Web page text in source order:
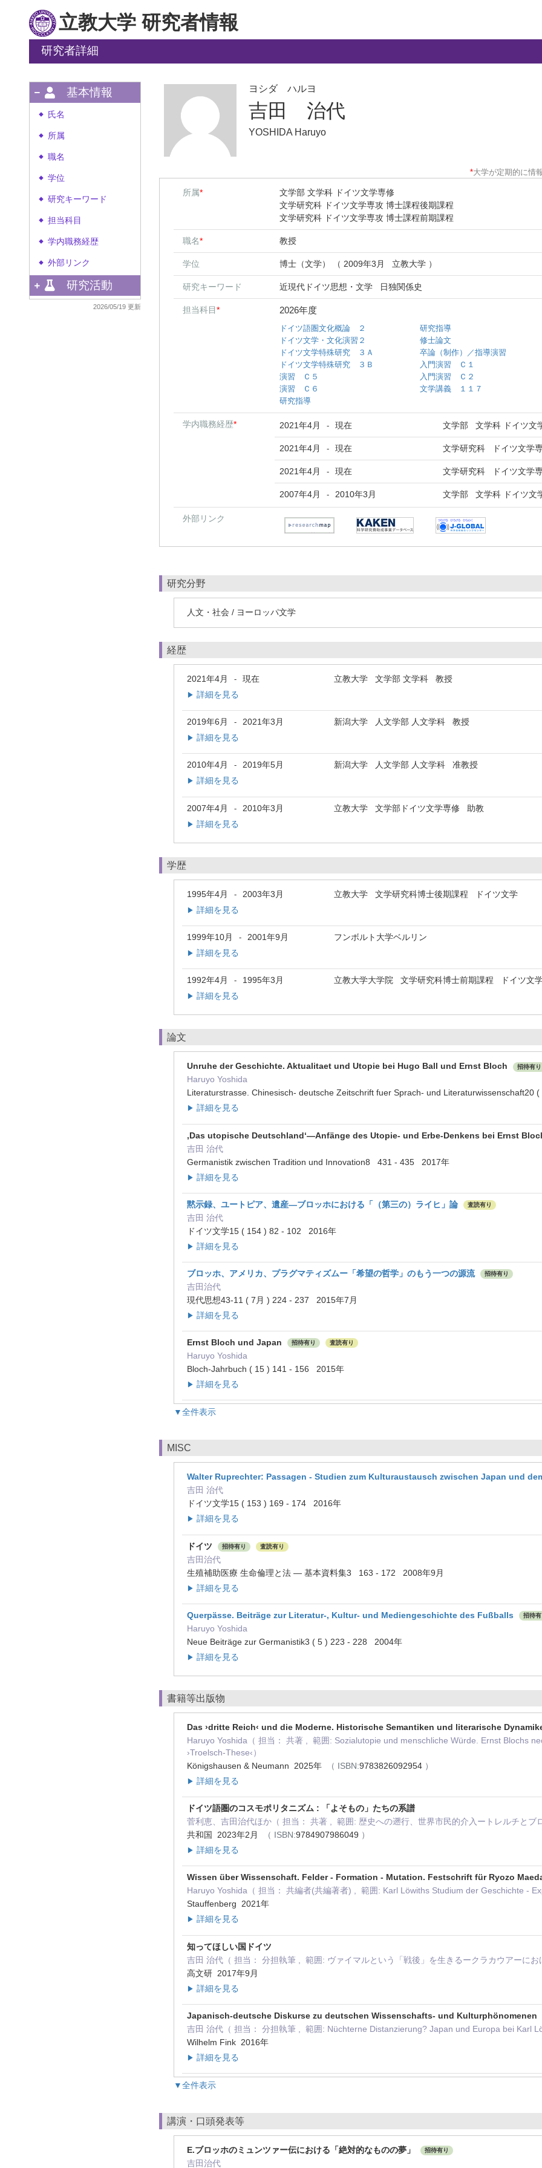
立教大学 研究者情報
研究者詳細
基本情報
◆ 氏名
◆ 所属
◆ 職名
◆ 学位
◆ 研究キーワード
◆ 担当科目
◆ 学内職務経歴
◆ 外部リンク
研究活動
2026/05/19 更新
ヨシダ ハルヨ
吉田 治代
YOSHIDA Haruyo
*大学が定期的に情
所属*
文学部 文学科 ドイツ文学専修
文学研究科 ドイツ文学専攻 博士課程後期課程
文学研究科 ドイツ文学専攻 博士課程前期課程
職名* 教授
学位 博士（文学） （ 2009年3月 立教大学 ）
研究キーワード 近現代ドイツ思想・文学 日独関係史
担当科目* 2026年度
ドイツ語圏文化概論 ２
ドイツ文学・文化演習２
ドイツ文学特殊研究 ３Ａ
ドイツ文学特殊研究 ３Ｂ
演習 Ｃ５
演習 Ｃ６
研究指導
研究指導
修士論文
卒論（制作）／指導演習
入門演習 Ｃ１
入門演習 Ｃ２
文学講義 １１７
学内職務経歴* 2021年4月 - 現在 文学部 文学科 ドイツ文
2021年4月 - 現在 文学研究科 ドイツ文学
2021年4月 - 現在 文学研究科 ドイツ文学
2007年4月 - 2010年3月 文学部 文学科 ドイツ文
外部リンク
研究分野
人文・社会 / ヨーロッパ文学
経歴
2021年4月 - 現在 立教大学 文学部 文学科 教授
▶ 詳細を見る
2019年6月 - 2021年3月 新潟大学 人文学部 人文学科 教授
▶ 詳細を見る
2010年4月 - 2019年5月 新潟大学 人文学部 人文学科 准教授
▶ 詳細を見る
2007年4月 - 2010年3月 立教大学 文学部ドイツ文学専修 助教
▶ 詳細を見る
学歴
1995年4月 - 2003年3月 立教大学 文学研究科博士後期課程 ドイツ文学
▶ 詳細を見る
1999年10月 - 2001年9月 フンボルト大学ベルリン
▶ 詳細を見る
1992年4月 - 1995年3月 立教大学大学院 文学研究科博士前期課程 ドイツ文
▶ 詳細を見る
論文
Unruhe der Geschichte. Aktualitaet und Utopie bei Hugo Ball und Ernst Bloch 招待有り
Haruyo Yoshida
Literaturstrasse. Chinesisch- deutsche Zeitschrift fuer Sprach- und
▶ 詳細を見る
‚Das utopische Deutschland‘—Anfänge des Utopie- und Erbe-Denkens bei Ernst
吉田 治代
Germanistik zwischen Tradition und Innovation8 431 - 435 2017年
▶ 詳細を見る
黙示録、ユートピア、遺産―ブロッホにおける「（第三の）ライヒ」論 査読有り
吉田 治代
ドイツ文学15 ( 154 ) 82 - 102 2016年
▶ 詳細を見る
ブロッホ、アメリカ、プラグマティズムー「希望の哲学」のもう一つの源流 招待有り
吉田治代
現代思想43-11 ( 7月 ) 224 - 237 2015年7月
▶ 詳細を見る
Ernst Bloch und Japan 招待有り 査読有り
Haruyo Yoshida
Bloch-Jahrbuch ( 15 ) 141 - 156 2015年
▶ 詳細を見る
▼全件表示
MISC
Walter Ruprechter: Passagen - Studien zum Kulturaustausch zwischen Japan und
吉田 治代
ドイツ文学15 ( 153 ) 169 - 174 2016年
▶ 詳細を見る
ドイツ 招待有り 査読有り
吉田治代
生殖補助医療 生命倫理と法 — 基本資料集3 163 - 172 2008年9月
▶ 詳細を見る
Querpässe. Beiträge zur Literatur-, Kultur- und Mediengeschichte des Fußballs 招待有
Haruyo Yoshida
Neue Beiträge zur Germanistik3 ( 5 ) 223 - 228 2004年
▶ 詳細を見る
書籍等出版物
Das ›dritte Reich‹ und die Moderne. Historische Semantiken und literarische
Haruyo Yoshida（ 担当： 共著 , 範囲: Sozialutopie und menschliche Würde. Ernst Blochs
›Troelsch-These‹）
Königshausen & Neumann 2025年
（ ISBN:9783826092954 ）
▶ 詳細を見る
ドイツ語圏のコスモポリタニズム : 「よそもの」たちの系譜
菅利恵、吉田治代ほか（ 担当： 共著 , 範囲: 歴史への遡行、世界市民的介入ートレルチとブ
共和国 2023年2月
（ ISBN:9784907986049 ）
▶ 詳細を見る
Wissen über Wissenschaft. Felder - Formation - Mutation. Festschrift für Ryozo
Haruyo Yoshida（ 担当： 共編者(共編著者) , 範囲: Karl Löwiths Studium der Geschichte -
Stauffenberg 2021年
▶ 詳細を見る
知ってほしい国ドイツ
吉田 治代（ 担当： 分担執筆 , 範囲: ヴァイマルという「戦後」を生きるークラカウアーにお
高文研 2017年9月
▶ 詳細を見る
Japanisch-deutsche Diskurse zu deutschen Wissenschafts- und Kulturphönomenen
吉田 治代（ 担当： 分担執筆 , 範囲: Nüchterne Distanzierung? Japan und Europa bei Karl
Wilhelm Fink 2016年
▶ 詳細を見る
▼全件表示
講演・口頭発表等
E.ブロッホのミュンツァー伝における「絶対的なものの夢」 招待有り
吉田治代